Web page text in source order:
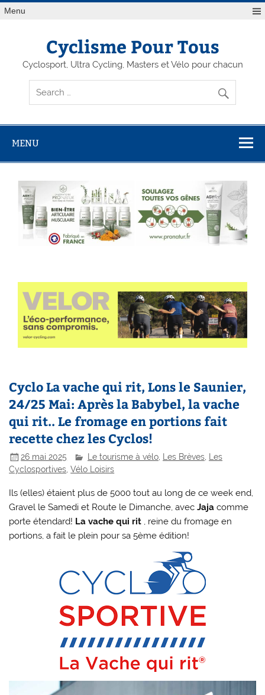
Menu
Cyclisme Pour Tous
Cyclosport, Ultra Cycling, Masters et Vélo pour chacun
MENU
Cyclo La vache qui rit, Lons le Saunier,
24/25 Mai: Après la Babybel, la vache
qui rit.. Le fromage en portions fait
recette chez les Cyclos!
26 mai 2025 Le tourisme à vélo Les Brèves
Les
Cyclosportives,Vélo Loisirs
Ils (elles) étaient plus de 5000 tout au long de ce week end,
Gravel le Samedi et Route le Dimanche, avec Jaja comme
porte étendard! La vache qui rit , reine du fromage en
portions, a fait le plein pour sa 5ème édition!